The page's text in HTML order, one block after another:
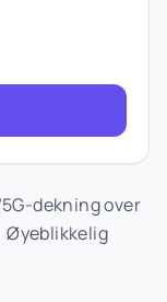
dekning over
Øyeblikkelig